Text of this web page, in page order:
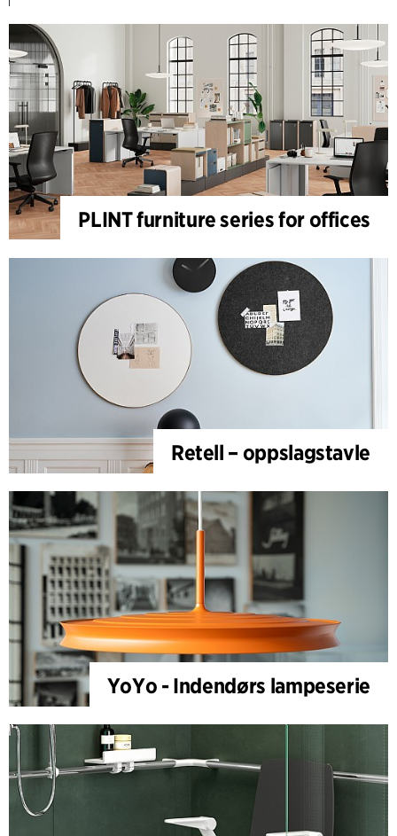
PLINT furniture series for offices
Retell – oppslagstavle
YoYo - Indendørs lampeserie